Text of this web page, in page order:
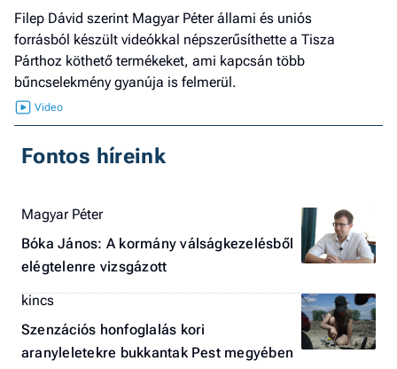
Filep Dávid szerint Magyar Péter állami és uniós
forrásból készült videókkal népszerűsíthette a Tisza
Párthoz köthető termékeket, ami kapcsán több
bűncselekmény gyanúja is felmerül.
Fontos híreink
Magyar Péter
Bóka János: A kormány válságkezelésből
elégtelenre vizsgázott
kincs
Szenzációs honfoglalás kori
aranyleletekre bukkantak Pest megyében